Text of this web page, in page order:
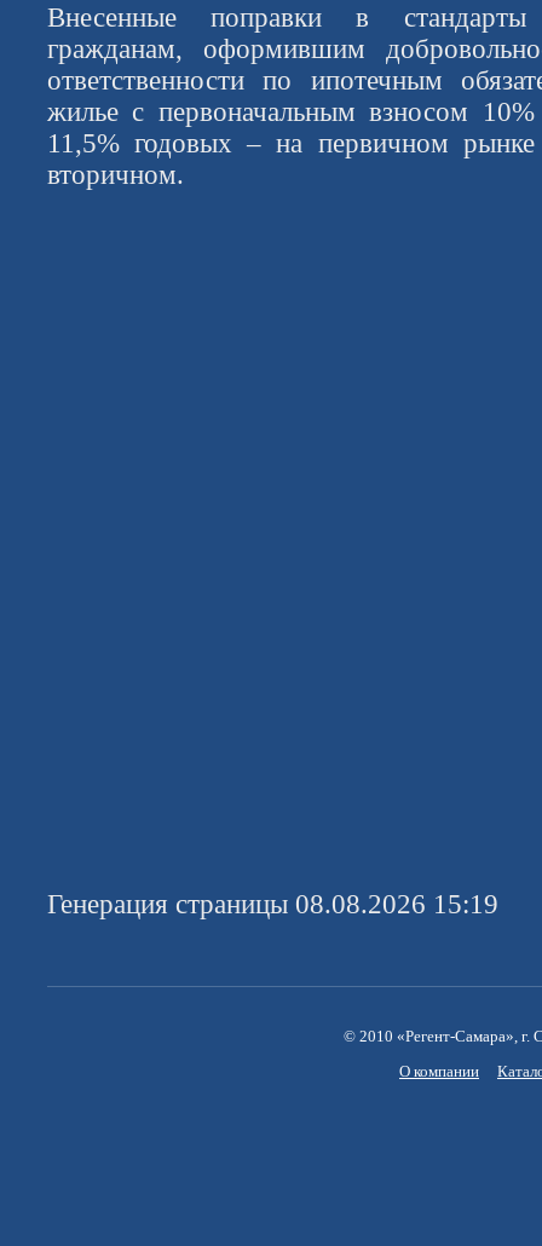
Внесенные поправки в
гражданам, оформившим
ответственности по ипотечным
жилье с первоначальным взносом
11,5% годовых – на первичном
вторичном.
Генерация страницы 08.08.2026 15:19
© 2010 «Регент-Самара», г.
О компании